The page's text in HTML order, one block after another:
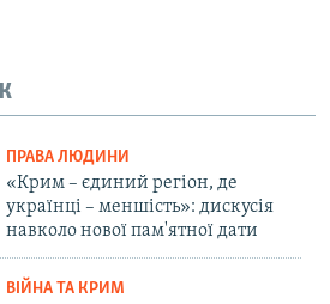
ПРАВА ЛЮДИНИ
«Крим – єдиний регіон, де
українці – меншість»: дискусія
навколо нової пам'ятної дати
ВІЙНА ТА КРИМ